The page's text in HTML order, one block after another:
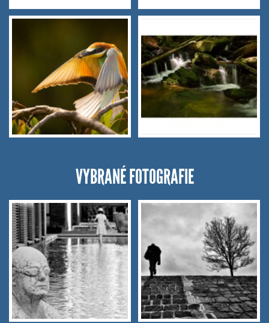
VYBRANÉ FOTOGRAFIE